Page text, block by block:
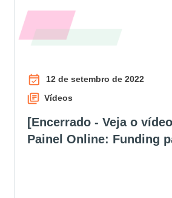
12 de setembro de 2022
Vídeos
[Encerrado - Veja o
Painel Online: Funding